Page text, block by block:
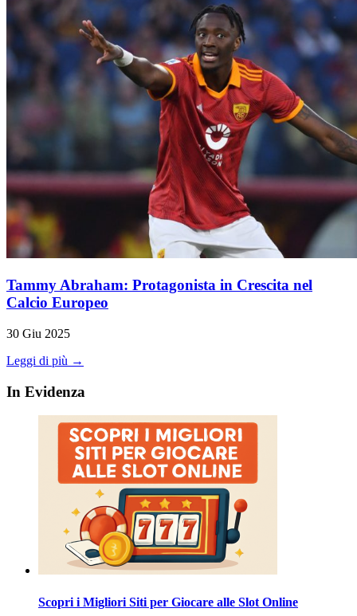
Tammy Abraham: Protagonista in Crescita nel
Calcio Europeo
30 Giu 2025
Leggi di più →
In Evidenza
Scopri i Migliori Siti per Giocare alle Slot Online